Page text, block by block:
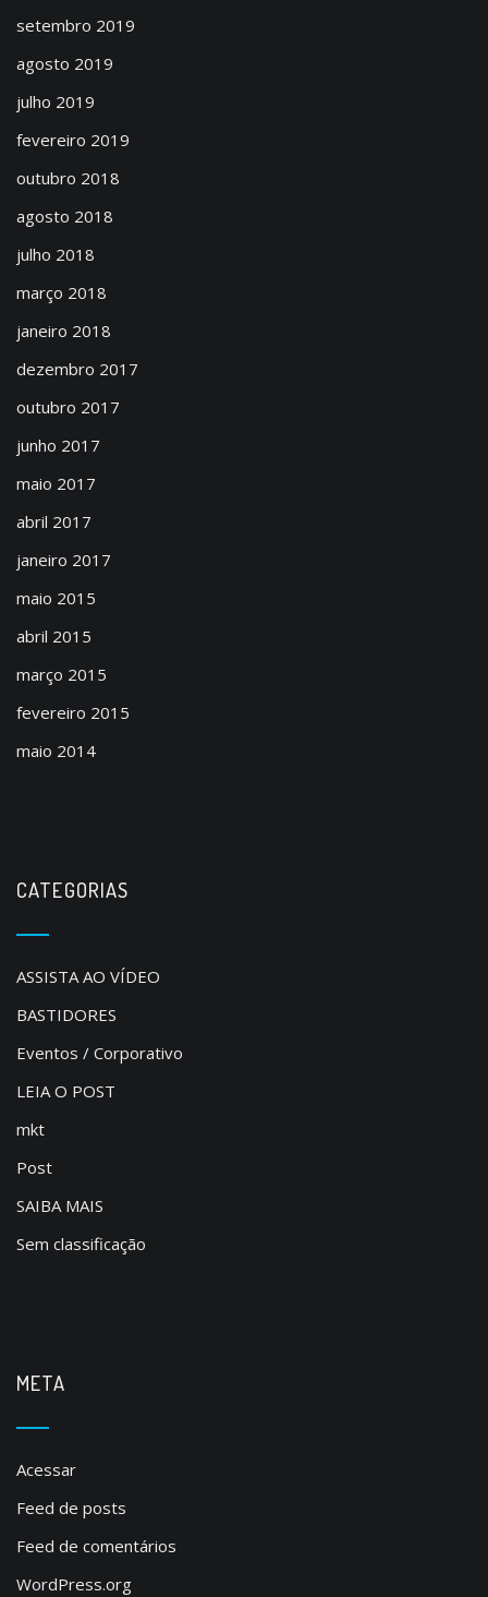
setembro 2019
agosto 2019
julho 2019
fevereiro 2019
outubro 2018
agosto 2018
julho 2018
março 2018
janeiro 2018
dezembro 2017
outubro 2017
junho 2017
maio 2017
abril 2017
janeiro 2017
maio 2015
abril 2015
março 2015
fevereiro 2015
maio 2014
CATEGORIAS
ASSISTA AO VÍDEO
BASTIDORES
Eventos / Corporativo
LEIA O POST
mkt
Post
SAIBA MAIS
Sem classificação
META
Acessar
Feed de posts
Feed de comentários
WordPress.org